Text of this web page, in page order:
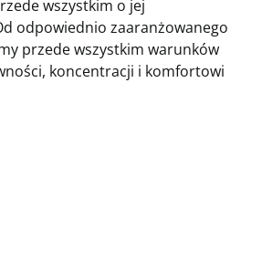
wszystkim o jej
odpowiednio zaaranżowanego
przede wszystkim warunków
koncentracji i komfortowi